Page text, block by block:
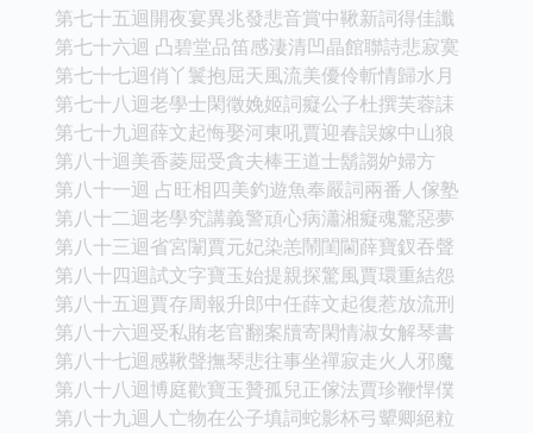
第七十五迴開夜宴異兆發悲音賞中鞦新詞得佳讖
第七十六迴 凸碧堂品笛感淒清凹晶館聯詩悲寂寞
第七十七迴俏丫鬟抱屈天風流美優伶斬情歸水月
第七十八迴老學士閑徵娩姬詞癡公子杜撰芙蓉誄
第七十九迴薛文起悔娶河東吼賈迎春誤嫁中山狼
第八十迴美香菱屈受貪夫棒王道士鬍謅妒婦方
第八十一迴 占旺相四美釣遊魚奉嚴詞兩番人傢塾
第八十二迴老學究講義警頑心病瀟湘癡魂驚惡夢
第八十三迴省宮闈賈元妃染恙鬧閨閫薛寶釵吞聲
第八十四迴試文字寶玉始提親探驚風賈環重結怨
第八十五迴賈存周報升郎中任薛文起復惹放流刑
第八十六迴受私賄老官翻案牘寄閑情淑女解琴書
第八十七迴感鞦聲撫琴悲往事坐禪寂走火人邪魔
第八十八迴博庭歡寶玉贊孤兒正傢法賈珍鞭悍僕
第八十九迴人亡物在公子填詞蛇影杯弓顰卿絕粒